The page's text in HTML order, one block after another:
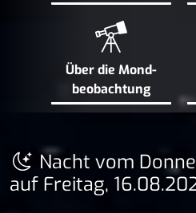
Über die Mond­
beobachtung
Nacht vom
auf Freitag,